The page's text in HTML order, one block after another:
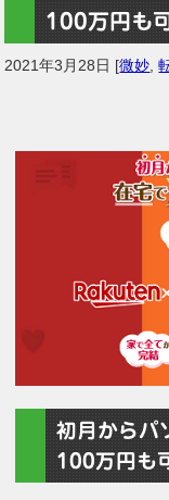
100万円も
2021年3月28日 [微妙 ,
初月からパ
100万円も